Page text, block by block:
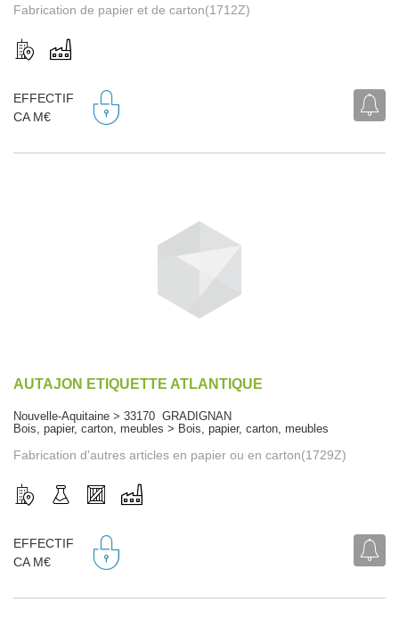
Fabrication de papier et de carton(1712Z)
EFFECTIF
CA M€
AUTAJON ETIQUETTE ATLANTIQUE
Nouvelle-Aquitaine > 33170 GRADIGNAN
Bois, papier, carton, meubles > Bois, papier, carton, meubles
Fabrication d'autres articles en papier ou en carton(1729Z)
EFFECTIF
CA M€